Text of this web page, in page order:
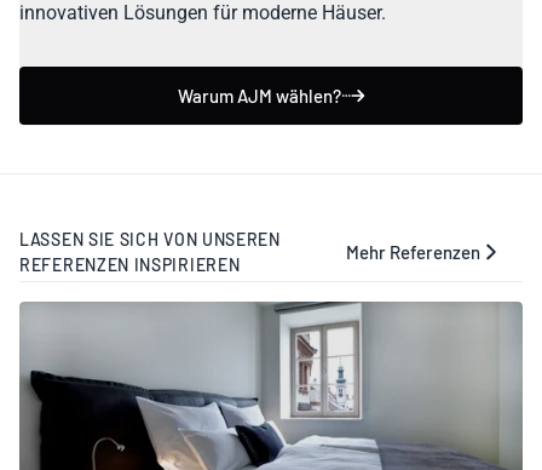
Warum AJM wählen?
innovativen Lösungen für moderne Häuser.
LASSEN SIE SICH VON UNSEREN
REFERENZEN INSPIRIEREN
Mehr Referenzen